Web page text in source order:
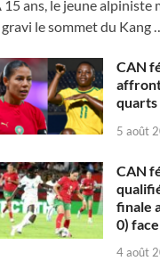
15 ans, le jeune alpiniste
gravi le sommet du Kang …
CAN
quarts
5 août
CAN
finale
0)
4 août